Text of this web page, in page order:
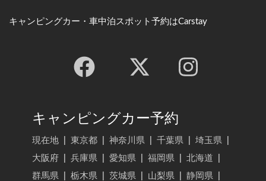
キャンピングカー・車中泊スポット予約はCarstay
キャンピングカー予約
現在地 東京都 神奈川県 千葉県 埼玉県
大阪府
兵庫県 愛知県 福岡県 北海道
群馬県
栃木県 茨城県 山梨県 静岡県